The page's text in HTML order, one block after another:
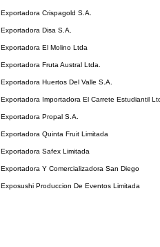
Exportadora Crispagold S.A.
Exportadora Disa S.A.
Exportadora El Molino Ltda
Exportadora Fruta Austral Ltda.
Exportadora Huertos Del Valle S.A.
Exportadora Importadora El Carrete Estudiantil
Exportadora Propal S.A.
Exportadora Quinta Fruit Limitada
Exportadora Safex Limitada
Exportadora Y Comercializadora San Diego
Exposushi Produccion De Eventos Limitada